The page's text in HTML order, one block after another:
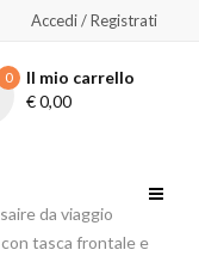
Accedi / Registrati
0
Il mio carrello
€0,00
da viaggio
tasca frontale e